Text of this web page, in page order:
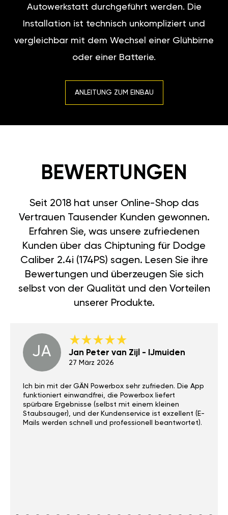
Autowerkstatt durchgeführt werden. Die
Installation ist technisch unkompliziert und
vergleichbar mit dem Wechsel einer Glühbirne
oder einer Batterie.
ANLEITUNG ZUM EINBAU
BEWERTUNGEN
Seit 2018 hat unser Online-Shop das
Vertrauen Tausender Kunden gewonnen.
Erfahren Sie, was unsere zufriedenen
Kunden über das Chiptuning für Dodge
Caliber 2.4i (174PS) sagen. Lesen Sie ihre
Bewertungen und überzeugen Sie sich
selbst von der Qualität und den Vorteilen
unserer Produkte.
JA Jan Peter van Zijl - IJmuiden
27 März 2026
Ich bin mit der GÄN Powerbox sehr zufrieden. Die App
funktioniert einwandfrei, die Powerbox liefert
spürbare Ergebnisse (selbst mit einem kleinen
Staubsauger), und der Kundenservice ist exzellent (E-
Mails werden schnell und professionell beantwortet).